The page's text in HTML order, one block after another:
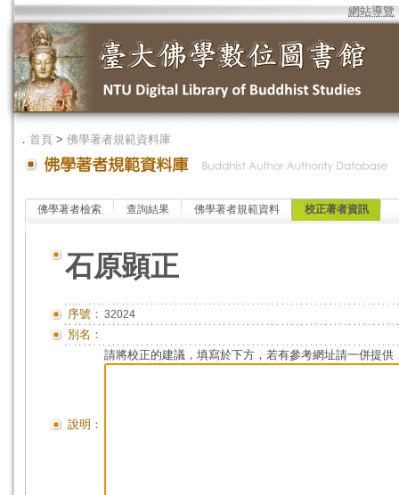
網站導覽
． 首頁 > 佛學著者規範資料庫
佛學著者檢索 查詢結果 佛學著者規範資料 校正著者資訊
石原顕正
序號： 32024
別名：
說明：
請將校正的建議，填寫於下方，若有參考網址請一併提供